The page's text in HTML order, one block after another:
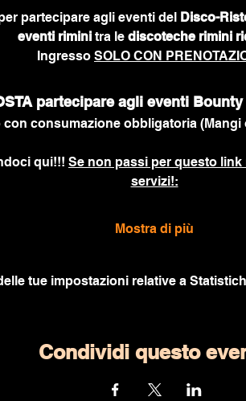
partecipare agli eventi del Disco-
eventi rimini tra le discoteche rimini
Ingresso SOLO CON
partecipare agli eventi
consumazione obbligatoria
qui!!! Se non passi per questo
servizi!:
Mostra di più
tue impostazioni relative a
Condividi questo